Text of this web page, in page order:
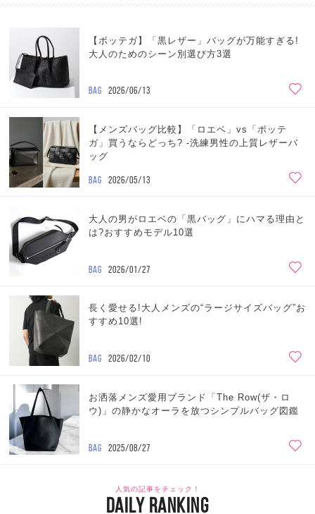
【ボッテガ】「黒レザー」バッグが万能すぎる!
大人のためのシーン別選び方3選
BAG 2026/06/13
【メンズバッグ比較】「ロエベ」vs「ボッテ
ガ」買うならどっち? -洗練男性の上質レザーバ
ッグ
BAG 2026/05/13
大人の男がロエベの「黒バッグ」にハマる理由と
は?おすすめモデル10選
BAG 2026/01/27
長く愛せる!大人メンズの“ラージサイズバッグ”お
すすめ10選!
BAG 2026/02/10
お洒落メンズ愛用ブランド「The Row(ザ・ロ
ウ)」の静かなオーラを放つシンプルバッグ図鑑
BAG 2025/08/27
人気の記事をチェック！
DAILY RANKING